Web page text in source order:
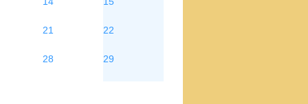
21 22
28 29